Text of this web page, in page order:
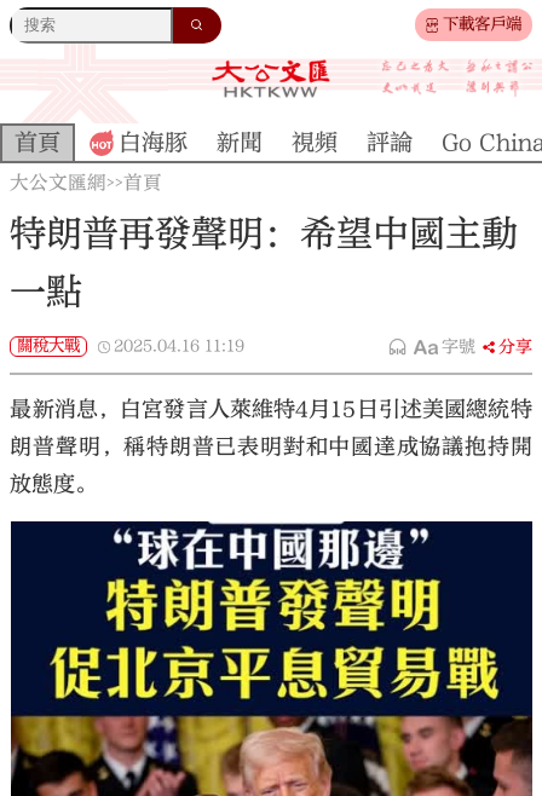
下載客戶端
大公文匯
首頁 白海豚 新聞 視頻 評論 Go
大公文匯網>>首頁
特朗普再發聲明：希望中國主動
一點
關稅大戰 2025.04.16 11:19 字號 分享
最新消息，白宮發言人萊維特4月15日引述美國總統特
朗普聲明，稱特朗普已表明對和中國達成協議抱持開
放態度。